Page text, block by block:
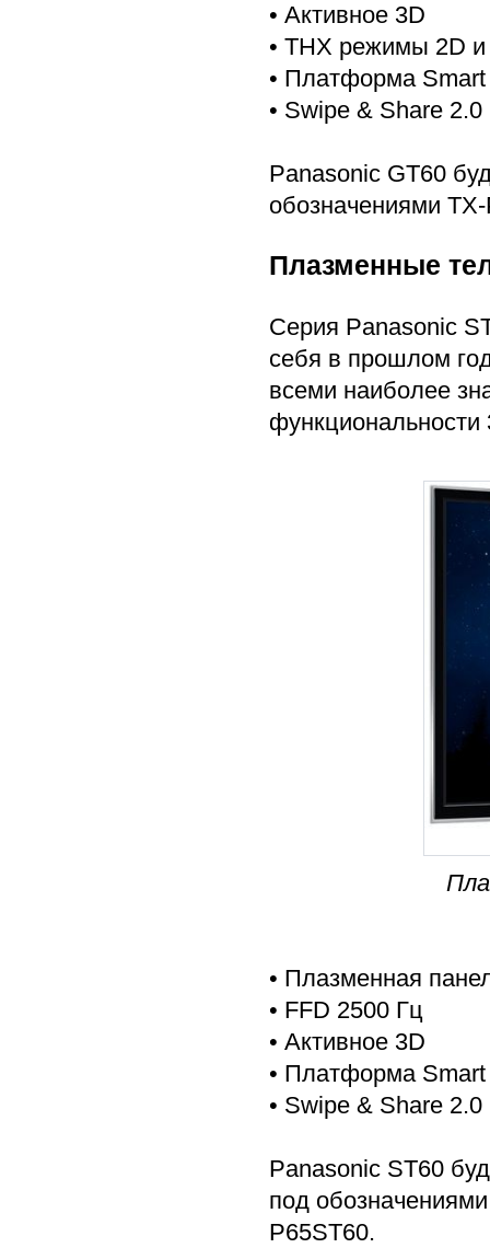
• Активное 3D
• THX режимы 2D
• Платформа
• Swipe & Share 2.0
Panasonic GT60
обозначениями
Плазменные
Серия Panasonic
себя в прошлом
всеми наиболее
функциональности
• Плазменная
• FFD 2500 Гц
• Активное 3D
• Платформа
• Swipe & Share 2.0
Panasonic ST60
под
P65ST60.